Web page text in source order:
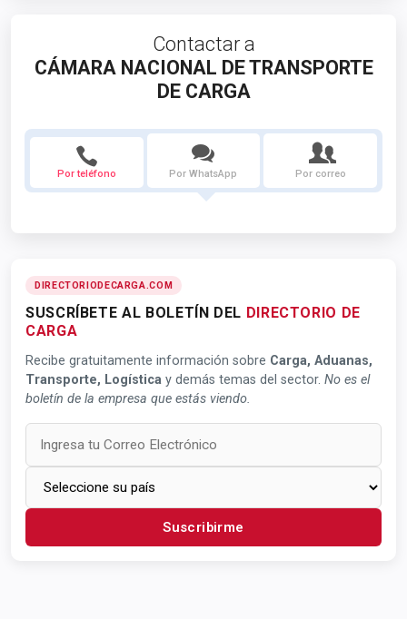
Contactar a
CÁMARA NACIONAL DE TRANSPORTE
DE CARGA
Por teléfono Por WhatsApp Por correo
DIRECTORIODECARGA.COM
SUSCRÍBETE AL BOLETÍN DEL DIRECTORIO DE
CARGA
Recibe gratuitamente información sobre Carga, Aduanas,
Transporte, Logística y demás temas del sector. No es el
boletín de la empresa que estás viendo.
Suscribirme